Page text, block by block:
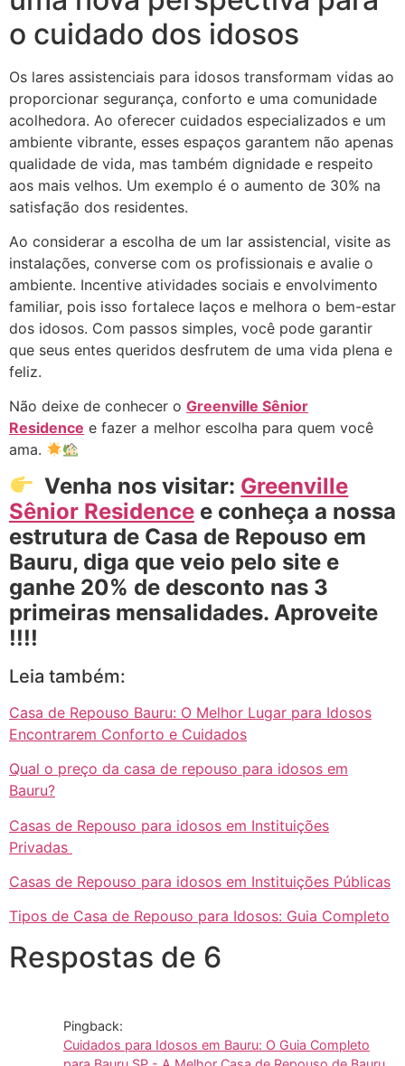
o cuidado dos idosos
Os lares assistenciais para idosos transformam vidas ao
proporcionar segurança, conforto e uma comunidade
acolhedora. Ao oferecer cuidados especializados e um
ambiente vibrante, esses espaços garantem não apenas
qualidade de vida, mas também dignidade e respeito
aos mais velhos. Um exemplo é o aumento de 30% na
satisfação dos residentes.
Ao considerar a escolha de um lar assistencial, visite as
instalações, converse com os profissionais e avalie o
ambiente. Incentive atividades sociais e envolvimento
familiar, pois isso fortalece laços e melhora o bem-estar
dos idosos. Com passos simples, você pode garantir
que seus entes queridos desfrutem de uma vida plena e
feliz.
Não deixe de conhecer o Greenville Sênior
Residence e fazer a melhor escolha para quem você
ama.
Venha nos visitar: Greenville
Sênior Residence e conheça a nossa
estrutura de Casa de Repouso em
Bauru, diga que veio pelo site e
ganhe 20% de desconto nas 3
primeiras mensalidades. Aproveite
!!!!
Leia também:
Casa de Repouso Bauru: O Melhor Lugar para Idosos
Encontrarem Conforto e Cuidados
Qual o preço da casa de repouso para idosos em
Bauru?
Casas de Repouso para idosos em Instituições
Privadas
Casas de Repouso para idosos em Instituições Públicas
Tipos de Casa de Repouso para Idosos: Guia Completo
Respostas de 6
Pingback:
Cuidados para Idosos em Bauru: O Guia Completo